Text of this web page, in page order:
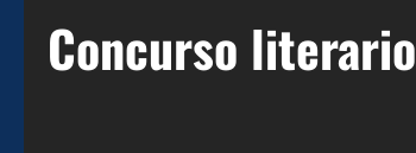
Concurso literario